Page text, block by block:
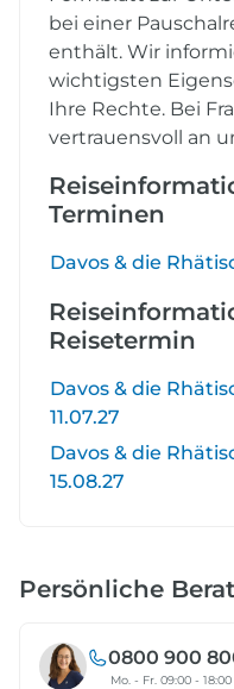
bei einer
enthält. Wir
wichtigsten
Ihre Rechte. Bei
vertrauensvoll an
Terminen
Davos & die
Reisetermin
Davos & die
11.07.27
Davos & die
15.08.27
Persönliche
0800 900
Mo. - Fr. 09:00 -